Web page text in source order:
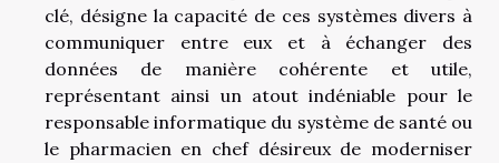
clé, désigne la capacité de ces systèmes divers à
communiquer entre eux et à échanger des
données de manière cohérente et utile,
représentant ainsi un atout indéniable pour le
responsable informatique du système de santé ou
le pharmacien en chef désireux de moderniser